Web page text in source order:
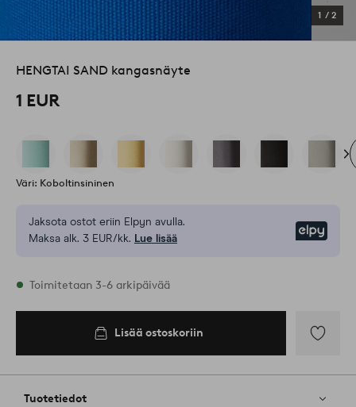
1 / 2
HENGTAI SAND kangasnäyte
1 EUR
Väri: Koboltinsininen
Jaksota ostot eriin Elpyn avulla.
Maksa alk. 3 EUR/kk. Lue lisää
Varastossa
Toimitetaan 3-6 arkipäivää
Lisää ostoskoriin
Tuotetiedot